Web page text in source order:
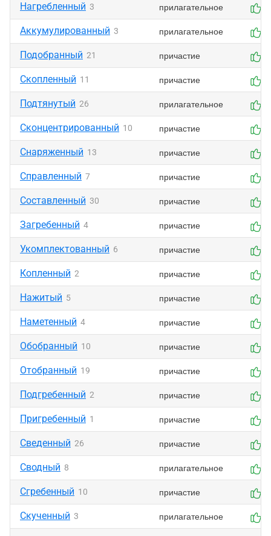
Нагребленный 3 прилагательное
Аккумулированный 3 прилагательное
Подобранный 21 причастие
Скопленный 11 причастие
Подтянутый 26 прилагательное
Сконцентрированный 10 причастие
Снаряженный 13 причастие
Справленный 7 причастие
Составленный 30 причастие
Загребенный 4 причастие
Укомплектованный 6 причастие
Копленный 2 причастие
Нажитый 5 причастие
Наметенный 4 причастие
Обобранный 10 причастие
Отобранный 19 причастие
Подгребенный 2 причастие
Пригребенный 1 причастие
Сведенный 26 причастие
Сводный 8 прилагательное
Сгребенный 10 причастие
Скученный 3 прилагательное